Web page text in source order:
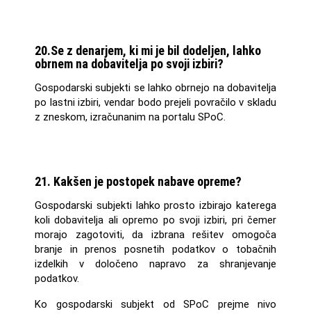
20.Se z denarjem, ki mi je bil dodeljen, lahko
obrnem na dobavitelja po svoji izbiri?
Gospodarski subjekti se lahko obrnejo na dobavitelja
po lastni izbiri, vendar bodo prejeli povračilo v skladu
z zneskom, izračunanim na portalu SPoC.
21. Kakšen je postopek nabave opreme?
Gospodarski subjekti lahko prosto izbirajo katerega
koli dobavitelja ali opremo po svoji izbiri, pri čemer
morajo zagotoviti, da izbrana rešitev omogoča
branje in prenos posnetih podatkov o tobačnih
izdelkih v določeno napravo za shranjevanje
podatkov.
Ko gospodarski subjekt od SPoC prejme nivo